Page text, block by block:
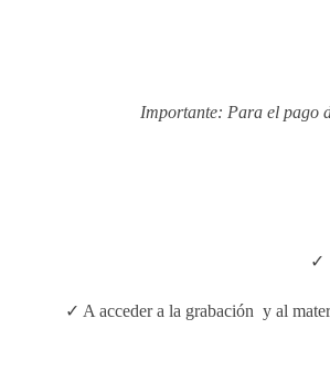
Importante: Para el pago
✓
✓ A acceder a la grabación y al